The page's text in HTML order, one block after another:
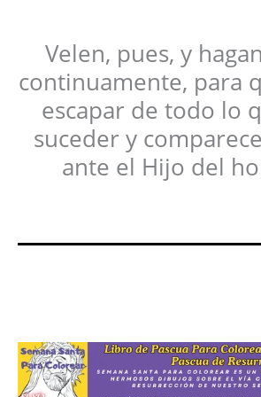
Velen, pues, y
continuamente, para
escapar de todo lo
suceder y
ante el Hijo del